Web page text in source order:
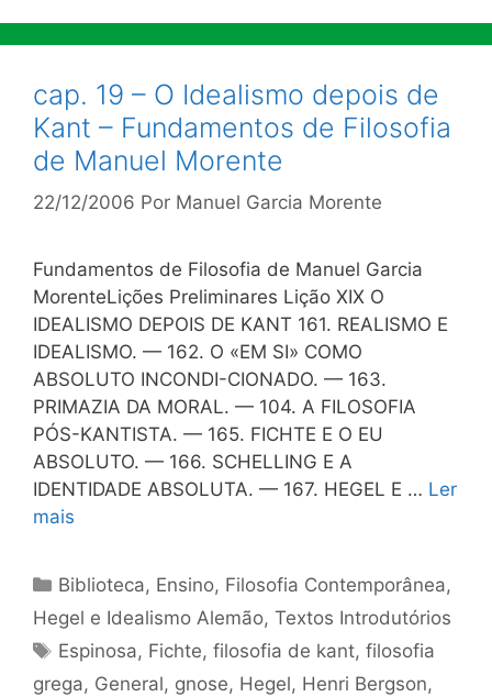
cap. 19 – O Idealismo depois de
Kant – Fundamentos de Filosofia
de Manuel Morente
22/12/2006 Por Manuel Garcia Morente
Fundamentos de Filosofia de Manuel Garcia
MorenteLições Preliminares Lição XIX O
IDEALISMO DEPOIS DE KANT 161. REALISMO E
IDEALISMO. — 162. O «EM SI» COMO
ABSOLUTO INCONDI-CIONADO. — 163.
PRIMAZIA DA MORAL. — 104. A FILOSOFIA
PÓS-KANTISTA. — 165. FICHTE E O EU
ABSOLUTO. — 166. SCHELLING E A
IDENTIDADE ABSOLUTA. — 167. HEGEL E … Ler
mais
Categorias
Biblioteca, Ensino, Filosofia Contemporânea,
Hegel e Idealismo Alemão, Textos Introdutórios
Tags
Espinosa, Fichte,filosofia de kant,filosofia
grega, General, gnose, Hegel, Henri Bergson,